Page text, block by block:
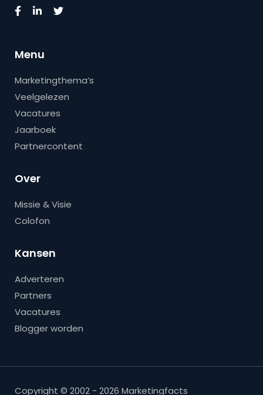
Menu
Marketingthema’s
Veelgelezen
Vacatures
Jaarboek
Partnercontent
Over
Missie & Visie
Colofon
Kansen
Adverteren
Partners
Vacatures
Blogger worden
Copyright © 2002 - 2026 Marketingfacts